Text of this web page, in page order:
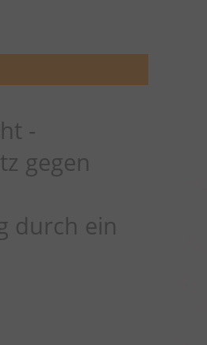
-
gegen
durch ein